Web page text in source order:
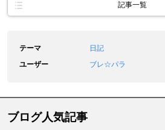
記事一覧
テーマ
日記
ユーザー
ブレ☆パラ
ブログ人気記事